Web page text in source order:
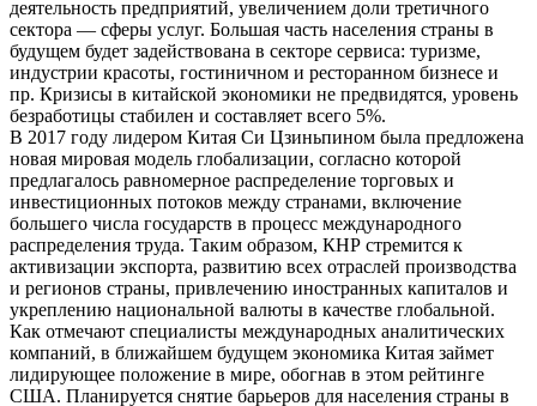
деятельность предприятий, увеличением доли третичного
сектора — сферы услуг. Большая часть населения страны в
будущем будет задействована в секторе сервиса: туризме,
индустрии красоты, гостиничном и ресторанном бизнесе и
пр. Кризисы в китайской экономики не предвидятся, уровень
безработицы стабилен и составляет всего 5%.
В 2017 году лидером Китая Си Цзиньпином была предложена
новая мировая модель глобализации, согласно которой
предлагалось равномерное распределение торговых и
инвестиционных потоков между странами, включение
большего числа государств в процесс международного
распределения труда. Таким образом, КНР стремится к
активизации экспорта, развитию всех отраслей производства
и регионов страны, привлечению иностранных капиталов и
укреплению национальной валюты в качестве глобальной.
Как отмечают специалисты международных аналитических
компаний, в ближайшем будущем экономика Китая займет
лидирующее положение в мире, обогнав в этом рейтинге
США. Планируется снятие барьеров для населения страны в